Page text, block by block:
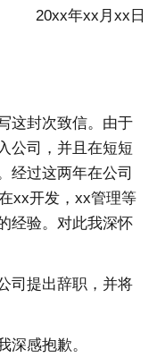
20xx年xx月xx日
这封次致信。由于
公司，并且在短短
经过这两年在公司
xx开发，xx管理等
经验。对此我深怀
司提出辞职，并将
深感抱歉。